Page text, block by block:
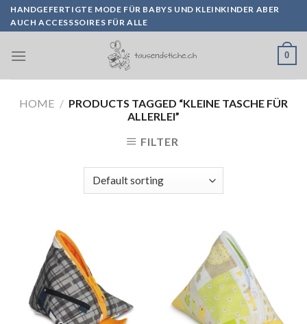
SkipHANDGEFERTIGTE MODE FÜR BABYS UND KLEINKINDER ABER
AUCH ACCESSSOIRES FÜR ALLE
0
HOME / PRODUCTS TAGGED “KLEINE TASCHE FÜR
ALLERLEI”
FILTER